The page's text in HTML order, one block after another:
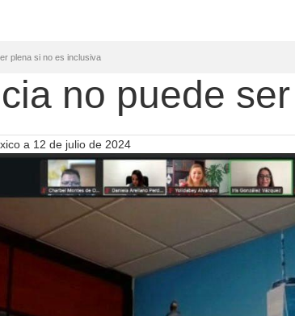
plena si no es inclusiva
no puede
a 12 de julio de 2024